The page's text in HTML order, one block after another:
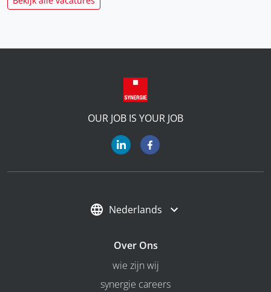
OUR JOB IS YOUR JOB
Nederlands
Over Ons
wie zijn wij
synergie careers